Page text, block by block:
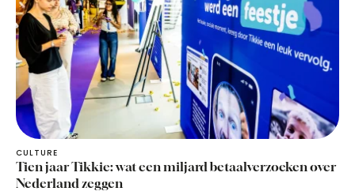
CULTURE
Tien jaar Tikkie: wat een miljard betaalverzoeken over
Nederland zeggen